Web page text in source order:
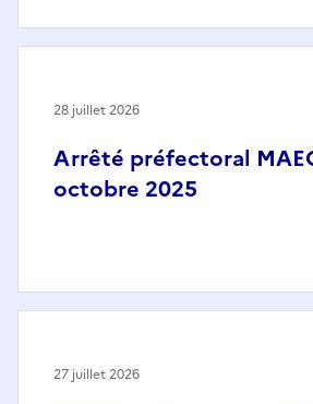
Arrêté préfectoral
octobre 2025
28 juillet 2026
27 juillet 2026